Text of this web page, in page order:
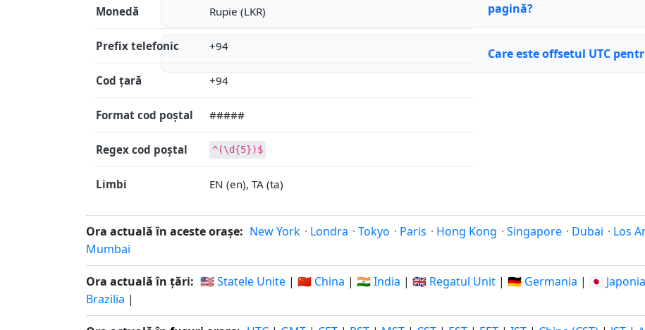
Monedă Rupie (LKR)
Prefix telefonic +94
Cod țară +94
Format cod poștal #####
Regex cod poștal ^(\d{5})$
Limbi EN (en), TA (ta)
pagină?
Care este offsetul UTC
Ora actuală în aceste orașe: New York · Londra · Tokyo · Paris · Hong Kong · Singapore · Dubai · Los
Mumbai
Ora actuală în țări: 🇺🇸 Statele Unite | 🇨🇳 China | 🇮🇳 India | 🇬🇧 Regatul Unit | 🇩🇪 Germania | 🇯🇵 Japonia
Brazilia |